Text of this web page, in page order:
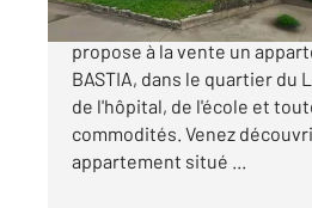
Votre agence Century 21
propose à la vente un
BASTIA, dans le quartier du
de l'hôpital, de l'école et
commodités. Venez
appartement situé ...